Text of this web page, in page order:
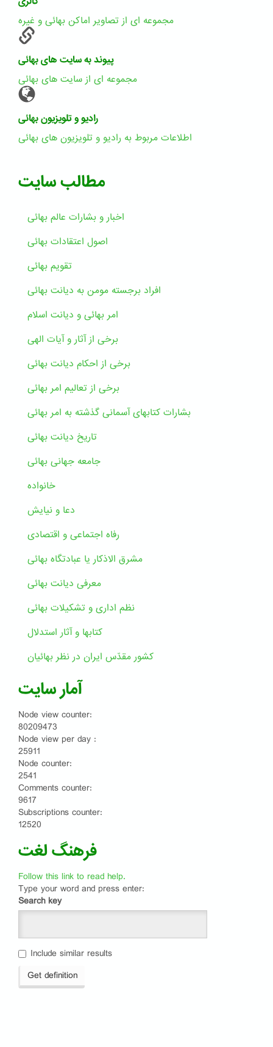
مجموعه ای از تصاویر اماکن بهائی و غیره
پیوند به سایت های بهائی
مجموعه ای از سایت های بهائی
رادیو و تلویزیون بهائی
اطلاعات مربوط به رادیو و تلویزیون های بهائی
مطالب سایت
اخبار و بشارات عالم بهائى
اصول اعتقادات بهائی
تقویم بهائی
افراد برجسته مومن به دیانت بهائی
امر بهائی و دیانت اسلام
برخی از آثار و آیات الهی
برخی از احکام دیانت بهائی
برخی از تعالیم امر بهائی
بشارات کتابهای آسمانی گذشته به امر بهائی
تاریخ دیانت بهائی
جامعه جهانی بهائی
خانواده
دعا و نیایش
رفاه اجتماعی و اقتصادی
مشرق الاذکار یا عبادتگاه بهائی
معرفی دیانت بهائی
نظم اداری و تشکیلات بهائی
کتابها و آثار استدلال
کشور مقدّس ایران در نظر بهائیان
آمار سایت
Node view counter:
80209473
Node view per day :
25911
Node counter:
2541
Comments counter:
9617
Subscriptions counter:
12520
فرهنگ لغت
Follow this link to read help.
Type your word and press enter:
Search key
Include similar results
Get definition